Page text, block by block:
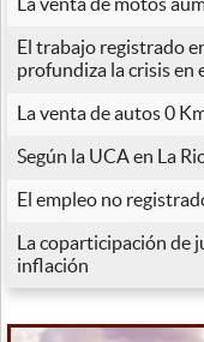
El trabajo registrado
profundiza la crisis en
La venta de autos 0
Según la UCA en La
El empleo no
La coparticipación de
inflación